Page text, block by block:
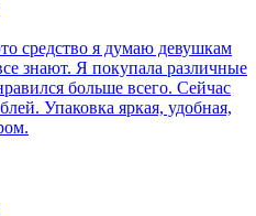
средство я думаю девушкам
знают. Я покупала различные
больше всего. Сейчас
Упаковка яркая, удобная,